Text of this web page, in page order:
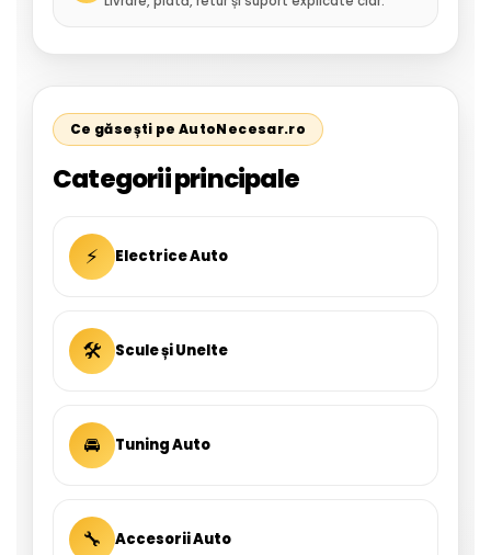
Ce găsești pe AutoNecesar.ro
Categorii principale
⚡ Electrice Auto
🛠 Scule și Unelte
🚘 Tuning Auto
🔧 Accesorii Auto